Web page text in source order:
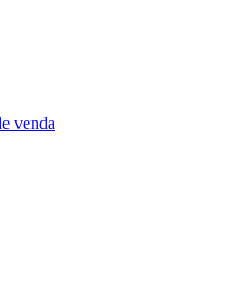
venda